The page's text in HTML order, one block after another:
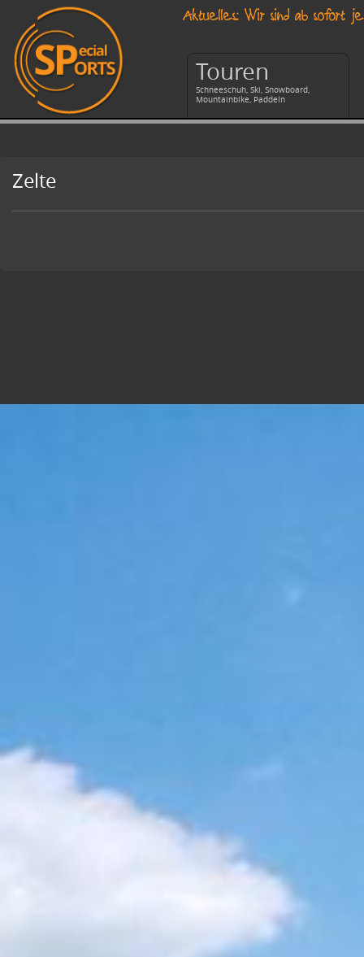
Aktuelles: Wir sind ab sofort
Touren
Schneeschuh, Ski, Snowboard,
Mountainbike, Paddeln
Zelte